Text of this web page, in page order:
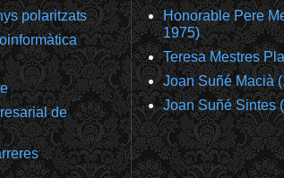
polaritzats
de
Honorable Pere
1975)
Teresa Mestres
Joan Suñé Macià
Joan Suñé Sintes